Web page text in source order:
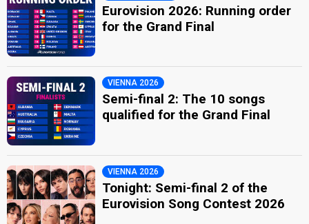
Eurovision 2026: Running order
for the Grand Final
VIENNA 2026
Semi-final 2: The 10 songs
qualified for the Grand Final
VIENNA 2026
Tonight: Semi-final 2 of the
Eurovision Song Contest 2026